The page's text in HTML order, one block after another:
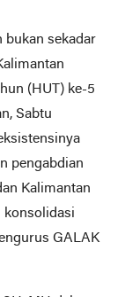
sekadar
(HUT) ke-5
Sabtu
pengabdian
Kalimantan
konsolidasi
GALAK